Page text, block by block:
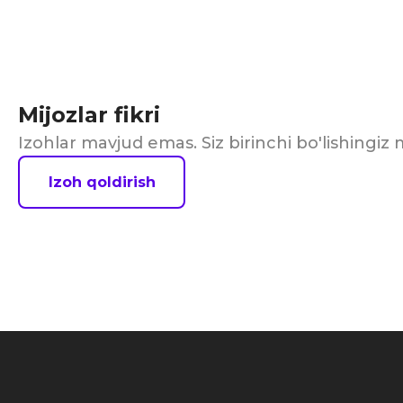
Mijozlar fikri
Izohlar mavjud emas. Siz birinchi bo'lishingiz
Izoh qoldirish